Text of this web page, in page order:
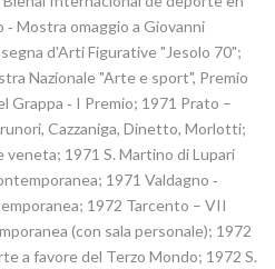
Mostra omaggio a Giovanni
d'Arti Figurative "Jesolo 70";
Nazionale "Arte e sport", Premio
Grappa ‑ I Premio; 1971 Prato –
Cazzaniga, Dinetto, Morlotti;
1971 S. Martino di Lupari
1971 Valdagno ‑
1972 Tarcento – VII
(con sala personale); 1972
a favore del Terzo Mondo; 1972 S.